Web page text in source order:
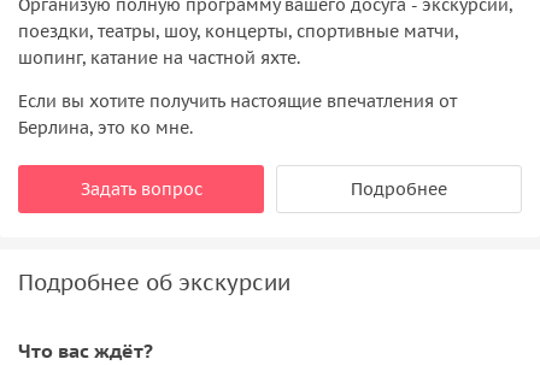
Организую полную программу вашего досуга - экскурсии,
поездки, театры, шоу, концерты, спортивные матчи,
шопинг, катание на частной яхте.
Если вы хотите получить настоящие впечатления от
Берлина, это ко мне.
Задать вопрос Подробнее
Подробнее об экскурсии
Что вас ждёт?